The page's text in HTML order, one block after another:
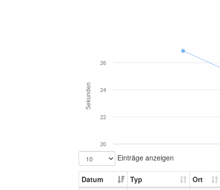
Sekunden
20
22
24
26
Einträge anzeigen
Datum Typ
Ort